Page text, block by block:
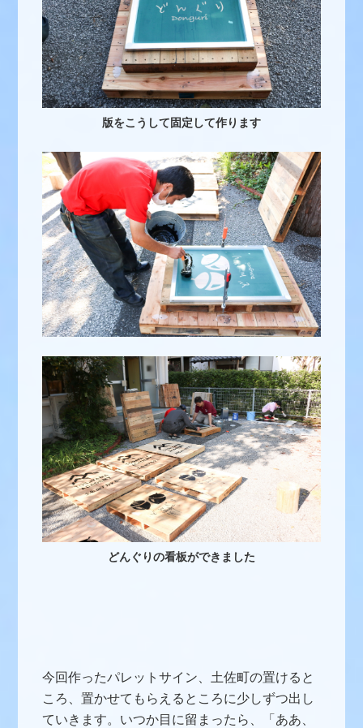
版をこうして固定して作ります
どんぐりの看板ができました
今回作ったパレットサイン、土佐町の置けると
ころ、置かせてもらえるところに少しずつ出し
ていきます。いつか目に留まったら、「ああ、